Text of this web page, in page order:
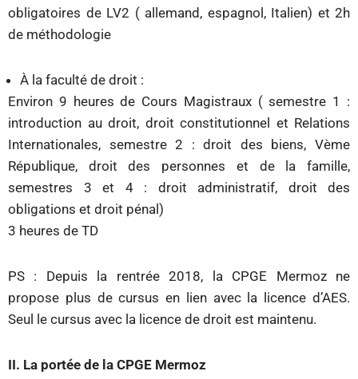
obligatoires de LV2 ( allemand, espagnol, Italien) et 2h
de méthodologie
À la faculté de droit :
Environ 9 heures de Cours Magistraux ( semestre 1 :
introduction au droit, droit constitutionnel et Relations
Internationales, semestre 2 : droit des biens, Vème
République, droit des personnes et de la famille,
semestres 3 et 4 : droit administratif, droit des
obligations et droit pénal)
3 heures de TD
PS : Depuis la rentrée 2018, la CPGE Mermoz ne
propose plus de cursus en lien avec la licence d’AES.
Seul le cursus avec la licence de droit est maintenu.
II. La portée de la CPGE Mermoz